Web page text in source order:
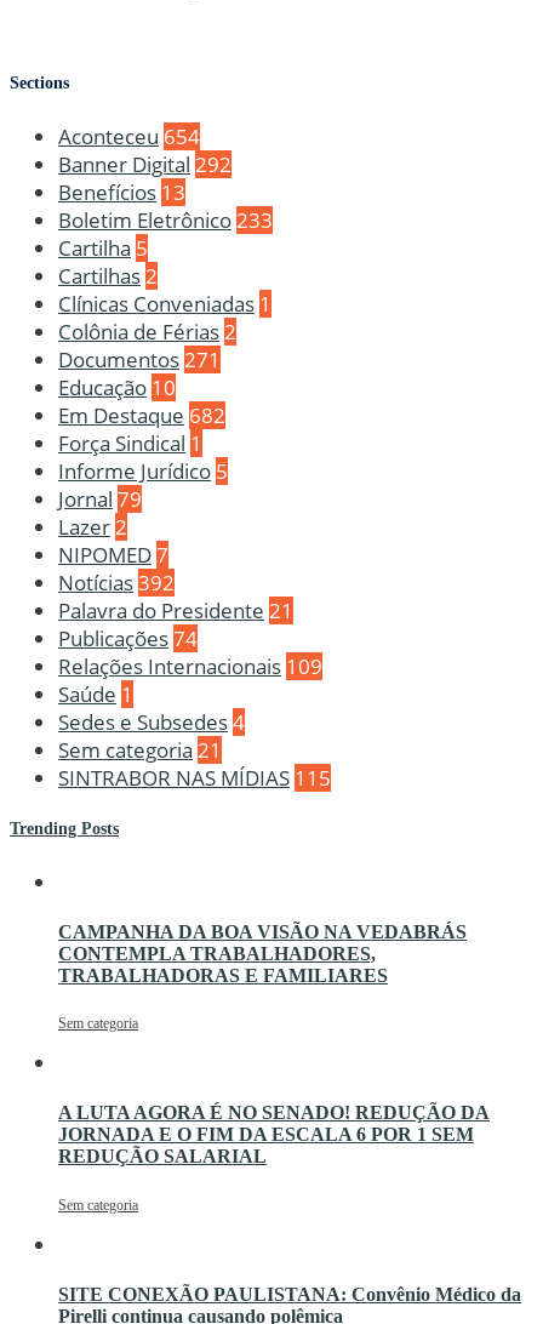
Sections
Aconteceu 654
Banner Digital 292
Benefícios 13
Boletim Eletrônico233
Cartilha 5
Cartilhas2
Clínicas Conveniadas 1
Colônia de Férias2
Documentos271
Educação 10
Em Destaque 682
Força Sindical 1
Informe Jurídico 5
Jornal 79
Lazer2
NIPOMED7
Notícias392
Palavra do Presidente 21
Publicações74
Relações Internacionais 109
Saúde 1
Sedes e Subsedes4
Sem categoria 21
SINTRABOR NAS MÍDIAS 115
Trending Posts
CAMPANHA DA BOA VISÃO NA VEDABRÁS
CONTEMPLA TRABALHADORES,
TRABALHADORAS E FAMILIARES
Sem categoria
A LUTA AGORA É NO SENADO! REDUÇÃO DA
JORNADA E O FIM DA ESCALA 6 POR 1 SEM
REDUÇÃO SALARIAL
Sem categoria
SITE CONEXÃO PAULISTANA: Convênio Médico da
Pirelli continua causando polêmica